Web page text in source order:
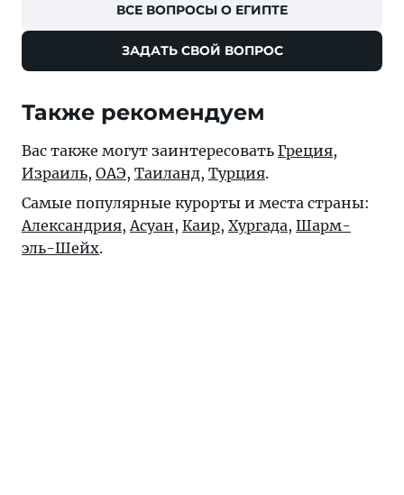
ВСЕ ВОПРОСЫ О ЕГИПТЕ
ЗАДАТЬ СВОЙ ВОПРОС
Также рекомендуем
Вас также могут заинтересовать Греция,
Израиль, ОАЭ, Таиланд, Турция.
Самые популярные курорты и места страны:
Александрия,Асуан, Каир, Хургада, Шарм-
эль-Шейх.